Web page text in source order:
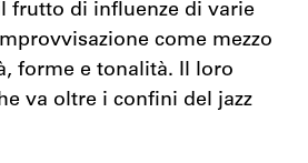
frutto di influenze di varie
come mezzo
forme e tonalità. Il loro
va oltre i confini del jazz